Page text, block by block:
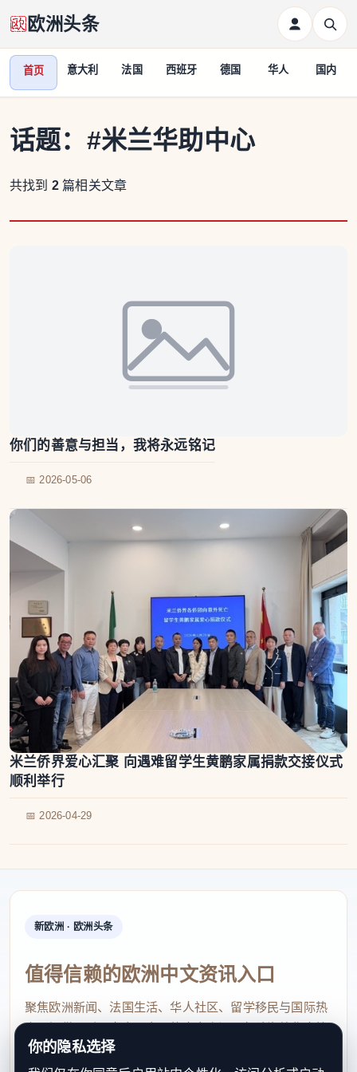
欧洲头条
首页 意大利 法国 西班牙 德国 华人 国内
话题： #米兰华助中心
共找到 2 篇相关文章
你们的善意与担当，我将永远铭记
📅 2026-05-06
米兰侨界爱心汇聚 向遇难留学生黄鹏家属捐款交接仪式
顺利举行
📅 2026-04-29
新欧洲 · 欧洲头条
值得信赖的欧洲中文资讯入口
聚焦欧洲新闻、法国生活、华人社区、留学移民与国际热
点，提供及时、真实、实用的中文资讯，帮助海外华人快
速了解欧洲动态。
你的隐私选择